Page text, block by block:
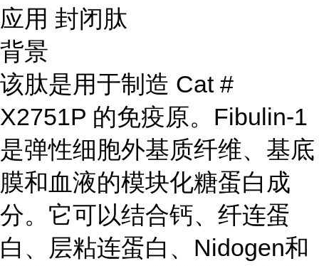
应用 封闭肽
背景
该肽是用于制造 Cat #
X2751P 的免疫原。Fibulin-1
是弹性细胞外基质纤维、基底
膜和血液的模块化糖蛋白成
分。它可以结合钙、纤连蛋
白、层粘连蛋白、Nidogen和